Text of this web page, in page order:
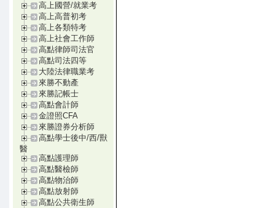
高上國營/就業考
高上高普初考
高上各類特考
高上社會工作師
高點律師司法官
高點司法四等
大陸法律職業考
來勝不動產
來勝記帳士
高點會計師
金證照CFA
來勝證券分析師
高點學士後中/西/獸
醫
高點護理師
高點醫檢師
高點物治師
高點放射師
高點公共衛生師